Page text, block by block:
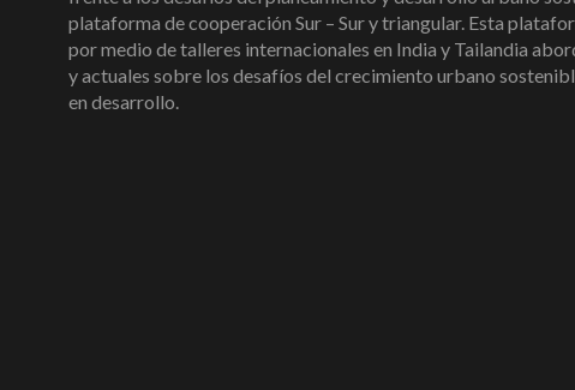
plataforma de cooperación Sur – Sur y triangular. Esta
por medio de talleres internacionales en India y Tailandia
y actuales sobre los desafíos del crecimiento urbano
en desarrollo.